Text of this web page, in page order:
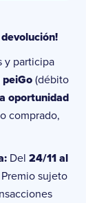
y participa
peiGo (débito
oportunidad
comprado,
Del 24/11 al
sujeto